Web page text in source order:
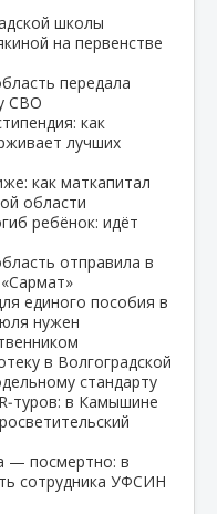
школы
на первенстве
передала
СВО
как
лучших
как маткапитал
области
ребёнок: идёт
отправила в
единого пособия в
нужен
в Волгоградской
стандарту
в Камышине
— посмертно: в
сотрудника УФСИН